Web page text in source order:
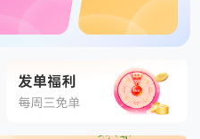
行动360元的订单
耀520元的订单